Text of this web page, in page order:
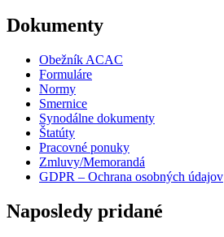
Dokumenty
Obežník ACAC
Formuláre
Normy
Smernice
Synodálne dokumenty
Štatúty
Pracovné ponuky
Zmluvy/Memorandá
GDPR – Ochrana osobných údajov
Naposledy pridané